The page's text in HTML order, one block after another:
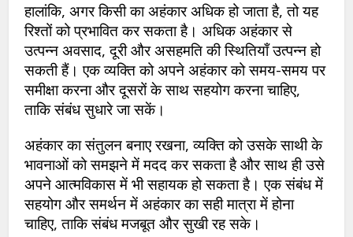
हालांकि, अगर किसी का अहंकार अधिक हो जाता है, तो यह
रिश्तों को प्रभावित कर सकता है। अधिक अहंकार से
उत्पन्न अवसाद, दूरी और असहमति की स्थितियाँ उत्पन्न हो
सकती हैं। एक व्यक्ति को अपने अहंकार को समय-समय पर
समीक्षा करना और दूसरों के साथ सहयोग करना चाहिए,
ताकि संबंध सुधारे जा सकें।
अहंकार का संतुलन बनाए रखना, व्यक्ति को उसके साथी के
भावनाओं को समझने में मदद कर सकता है और साथ ही उसे
अपने आत्मविकास में भी सहायक हो सकता है। एक संबंध में
सहयोग और समर्थन में अहंकार का सही मात्रा में होना
चाहिए, ताकि संबंध मजबूत और सुखी रह सके।